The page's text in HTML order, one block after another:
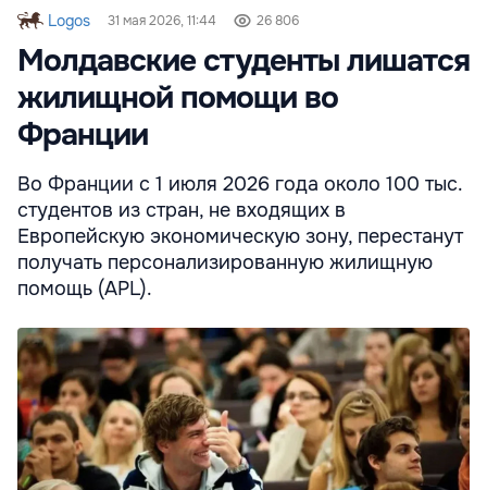
Logos 31 мая 2026, 11:44 26 806
Молдавские студенты лишатся
жилищной помощи во
Франции
Во Франции с 1 июля 2026 года около 100 тыс.
студентов из стран, не входящих в
Европейскую экономическую зону, перестанут
получать персонализированную жилищную
помощь (APL).